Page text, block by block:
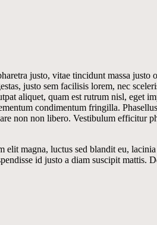
justo, vitae tincidunt massa
justo sem facilisis lorem, nec
aliquet, quam est rutrum nisl, eget
condimentum fringilla.
non non libero. Vestibulum efficitur
magna, luctus sed blandit eu,
id justo a diam suscipit